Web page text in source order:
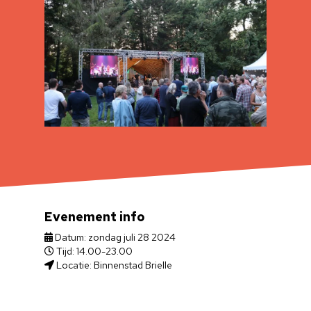
Evenement info
Datum: zondag juli 28 2024
Tijd: 14.00-23.00
Locatie: Binnenstad Brielle